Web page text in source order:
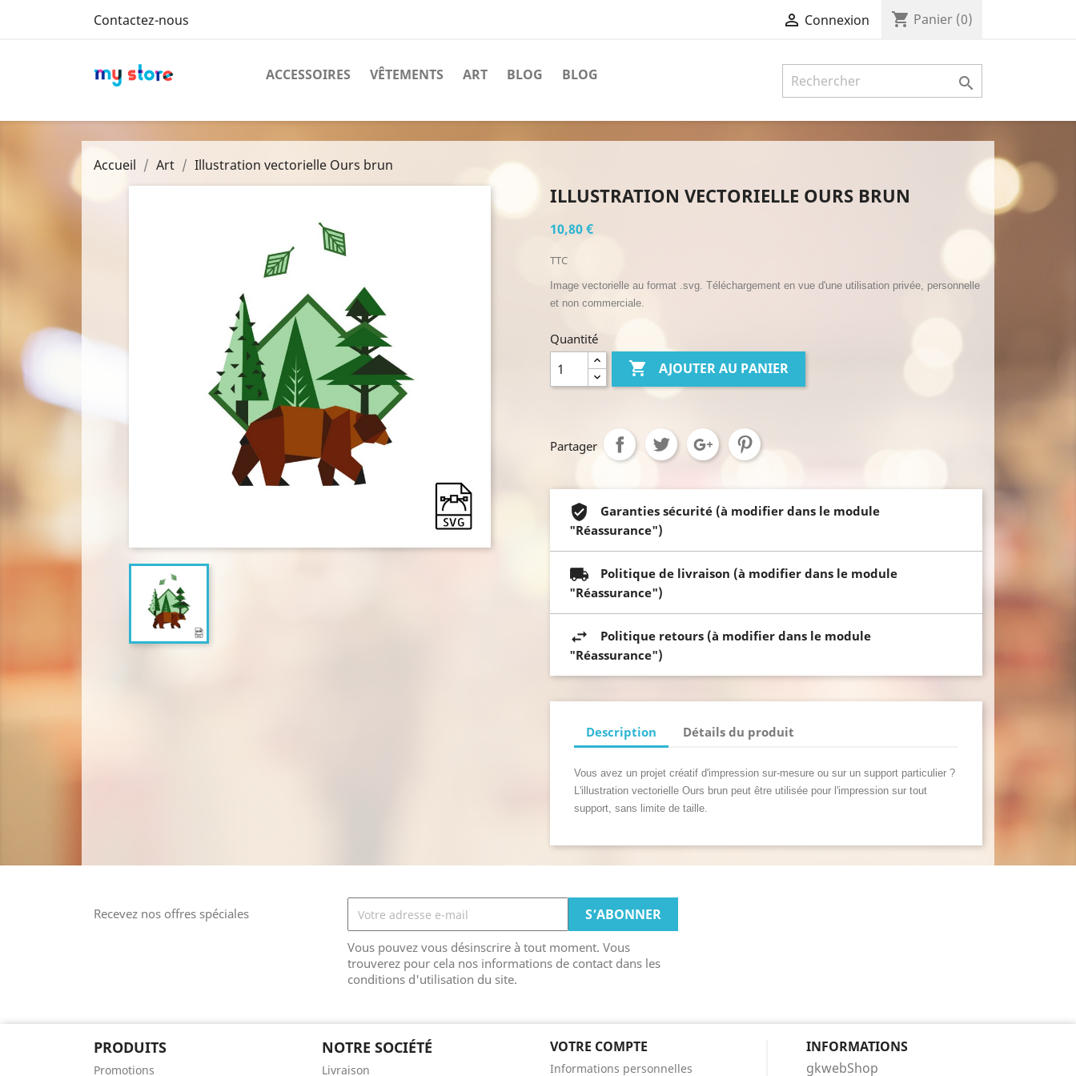
Contactez-nous  Connexion shopping_cart Panier (0)
ACCESSOIRES VÊTEMENTS ART BLOG BLOG 
Accueil Art Illustration vectorielle Ours brun
ILLUSTRATION VECTORIELLE OURS BRUN
10,80 €
TTC
Image vectorielle au format .svg. Téléchargement en vue d'une utilisation privée, personnelle
et non commerciale.
Quantité
 AJOUTER AU PANIER
Partager
Garanties sécurité (à modifier dans le module
"Réassurance")
Politique de livraison (à modifier dans le module
"Réassurance")
Politique retours (à modifier dans le module
"Réassurance")
Description Détails du produit
Vous avez un projet créatif d'impression sur-mesure ou sur un support particulier ?
L'illustration vectorielle Ours brun peut être utilisée pour l'impression sur tout
support, sans limite de taille.
Recevez nos offres spéciales
Vous pouvez vous désinscrire à tout moment. Vous
trouverez pour cela nos informations de contact dans les
conditions d'utilisation du site.
PRODUITS
Promotions
NOTRE SOCIÉTÉ
Livraison
VOTRE COMPTE
Informations personnelles
INFORMATIONS
gkwebShop